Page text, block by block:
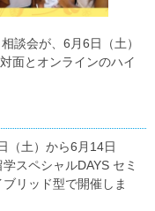
談会が、6月6日（土）
面とオンラインのハイ
（土）から6月14日
スペシャルDAYS セミ
リッド型で開催しま